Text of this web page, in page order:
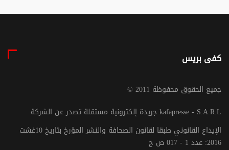
كفى بريس
© جميع الحقوق محفوظة 2011
جريدة إلكترونية مستقلة تصدر عن الشركة kafapresse - S.A.R.L
الإيداع القانوني طبقا لقانون الصحافة والنشر المؤرخ بتاريخ 10غشت
2016: عدد 1 - 017 ص ح